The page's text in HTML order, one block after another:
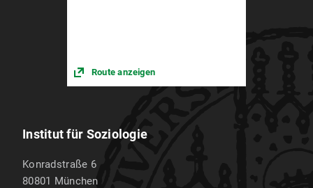
Route anzeigen
Institut für Soziologie
Konradstraße 6
80801 München